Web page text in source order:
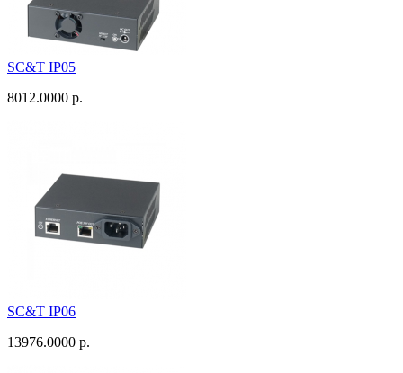
SC&T IP05
8012.0000 р.
SC&T IP06
13976.0000 р.